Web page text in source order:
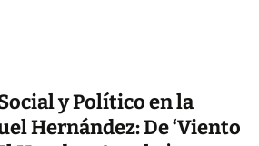
y Político en la
Hernández: De ‘Viento